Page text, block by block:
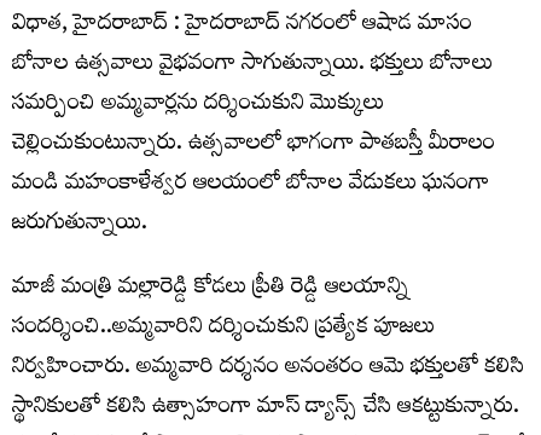
విధాత, హైదరాబాద్ : హైదరాబాద్ నగరంలో ఆషాడ మాసం
బోనాల ఉత్సవాలు వైభవంగా సాగుతున్నాయి. భక్తులు బోనాలు
సమర్పించి అమ్మవార్లను దర్శించుకుని మొక్కులు
చెల్లించుకుంటున్నారు. ఉత్సవాలలో భాగంగా పాతబస్తీ మీరాలం
మండి మహంకాళేశ్వర ఆలయంలో బోనాల వేడుకలు ఘనంగా
జరుగుతున్నాయి.
మాజీ మంత్రి మల్లారెడ్డి కోడలు ప్రీతి రెడ్డి ఆలయాన్ని
సందర్శించి..అమ్మవారిని దర్శించుకుని ప్రత్యేక పూజలు
నిర్వహించారు. అమ్మవారి దర్శనం అనంతరం ఆమె భక్తులతో కలిసి
స్థానికులతో కలిసి ఉత్సాహంగా మాస్ డ్యాన్స్ చేసి ఆకట్టుకున్నారు.